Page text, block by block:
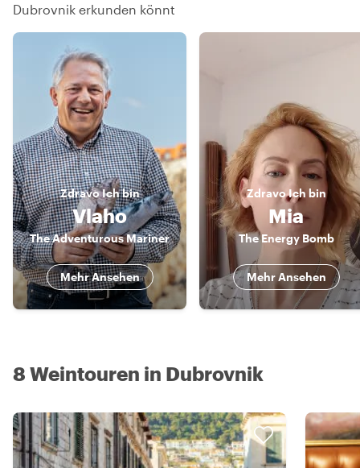
Dubrovnik erkunden könnt
ZdravoIch bin
Vlaho
The Adventurous Mariner
Mehr Ansehen
ZdravoIch bin
Mia
The Energy Bomb
Mehr Ansehen
8 Weintouren in Dubrovnik